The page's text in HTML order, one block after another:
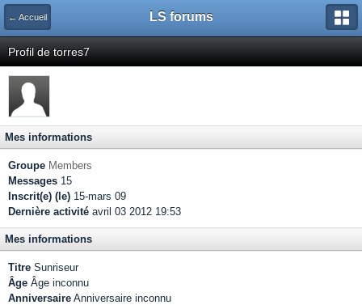
← Accueil LS forums
Profil de torres7
Mes informations
Groupe Members
Messages 15
Inscrit(e) (le) 15-mars 09
Dernière activité avril 03 2012 19:53
Mes informations
Titre Sunriseur
Âge Âge inconnu
Anniversaire Anniversaire inconnu